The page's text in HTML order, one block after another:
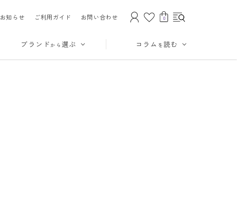
お知らせ ご利用ガイド お問い合わせ 0
ブランド から 選ぶ コラム を読む